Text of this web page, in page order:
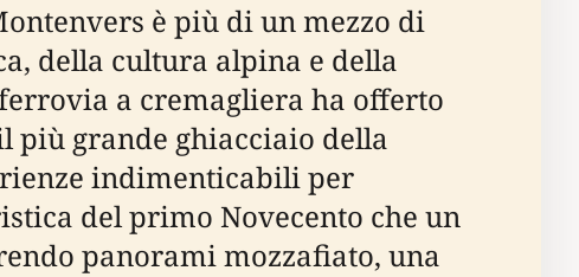
è più di un mezzo di
della cultura alpina e della
a cremagliera ha offerto
più grande ghiacciaio della
indimenticabili per
del primo Novecento che un
panorami mozzafiato, una